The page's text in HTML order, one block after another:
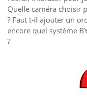
Quelle caméra choisir
? Faut t-il ajouter un
encore quel système
?